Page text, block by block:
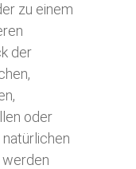
zu einem
der
oder
werden